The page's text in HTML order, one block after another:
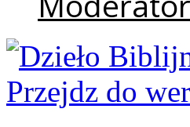
Przejdz do